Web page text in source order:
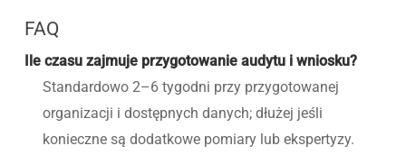
FAQ
Ile czasu zajmuje przygotowanie audytu i wniosku?
Standardowo 2–6 tygodni przy przygotowanej
organizacji i dostępnych danych; dłużej jeśli
konieczne są dodatkowe pomiary lub ekspertyzy.